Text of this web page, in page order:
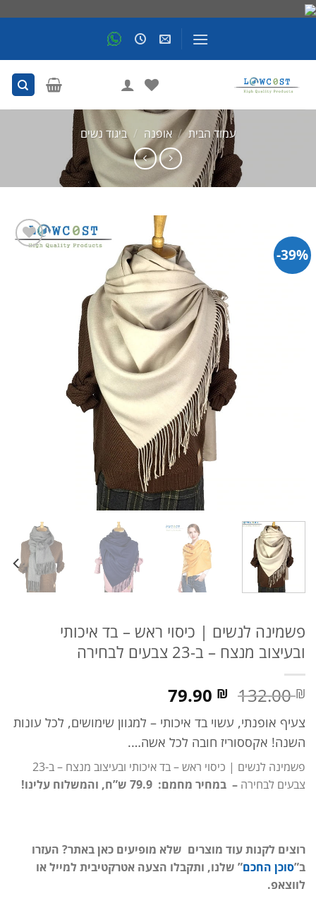
עמוד הבית / אופנה / ביגוד נשים
39%-
פשמינה לנשים | כיסוי ראש – בד איכותי
ובעיצוב מנצח – ב-23 צבעים לבחירה
132.00₪ המחיר
היה:
132.00 ₪.
79.90 ₪ המחיר
הוא:
79.90 ₪.
צעיף אופנתי, עשוי בד איכותי – למגוון שימושים, לכל עונות
השנה! אקססוריז חובה לכל אשה….
פשמינה לנשים | כיסוי ראש – בד איכותי ובעיצוב מנצח – ב-23
צבעים לבחירה – במחיר מחמם: 79.9 ש”ח, והמשלוח עלינו!
רוצים לקנות עוד מוצרים שלא מופיעים כאן באתר? העזרו
ב”סוכן החכם” שלנו, ותקבלו הצעה אטרקטיבית למייל או
לווצאפ.